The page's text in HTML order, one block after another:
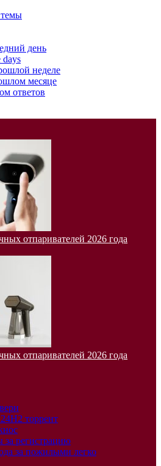
день
days
неделе
месяце
ответов
отпаривателей 2026 года
отпаривателей 2026 года
торрент
регистрацию
за пожилыми легко